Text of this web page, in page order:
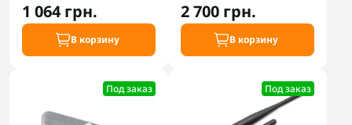
1 064 грн.
В корзину
2 700 грн.
В корзину
Под заказ Под заказ